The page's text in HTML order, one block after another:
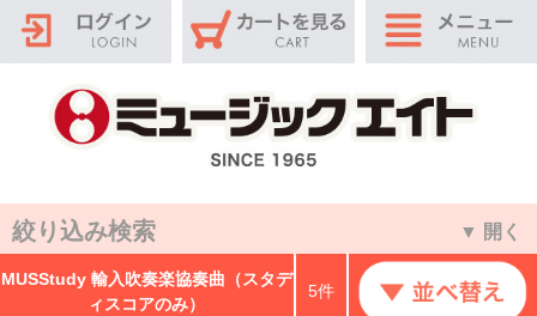
絞り込み検索 ▼ 開く
MUSStudy 輸入吹奏楽協奏曲（スタデ
ィスコアのみ）
5件